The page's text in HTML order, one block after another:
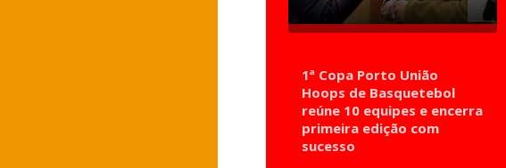
1ª Copa Porto União
Hoops de Basquetebol
reúne 10 equipes e encerra
primeira edição com
sucesso